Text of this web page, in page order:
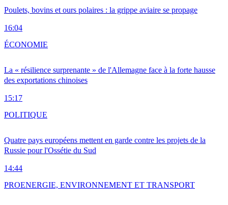
Poulets, bovins et ours polaires : la grippe aviaire se propage
16:04
La « résilience surprenante » de l'Allemagne face à la forte hausse
des exportations chinoises
15:17
ÉCONOMIE
Quatre pays européens mettent en garde contre les projets de la
Russie pour l'Ossétie du Sud
14:44
POLITIQUE
PROENERGIE, ENVIRONNEMENT ET TRANSPORT